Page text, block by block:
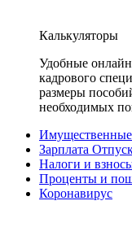
Калькуляторы
Удобные
кадрового
размеры
необходимых
Имущественные
Зарплата
Налоги и
Проценты и
Коронавирус